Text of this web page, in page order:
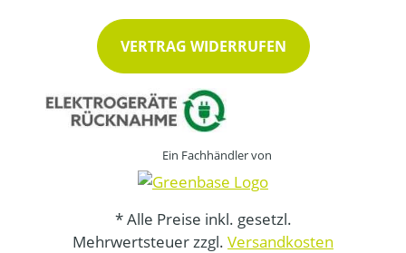
VERTRAG WIDERRUFEN
Ein Fachhändler von
* Alle Preise inkl. gesetzl.
Mehrwertsteuer zzgl. Versandkosten